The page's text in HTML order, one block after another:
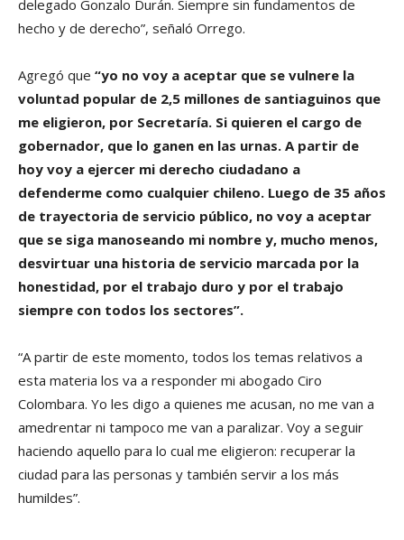
delegado Gonzalo Durán. Siempre sin fundamentos de
hecho y de derecho”, señaló Orrego.
Agregó que “yo no voy a aceptar que se vulnere la
voluntad popular de 2,5 millones de santiaguinos que
me eligieron, por Secretaría. Si quieren el cargo de
gobernador, que lo ganen en las urnas. A partir de
hoy voy a ejercer mi derecho ciudadano a
defenderme como cualquier chileno. Luego de 35 años
de trayectoria de servicio público, no voy a aceptar
que se siga manoseando mi nombre y, mucho menos,
desvirtuar una historia de servicio marcada por la
honestidad, por el trabajo duro y por el trabajo
siempre con todos los sectores”.
“A partir de este momento, todos los temas relativos a
esta materia los va a responder mi abogado Ciro
Colombara. Yo les digo a quienes me acusan, no me van a
amedrentar ni tampoco me van a paralizar. Voy a seguir
haciendo aquello para lo cual me eligieron: recuperar la
ciudad para las personas y también servir a los más
humildes”.